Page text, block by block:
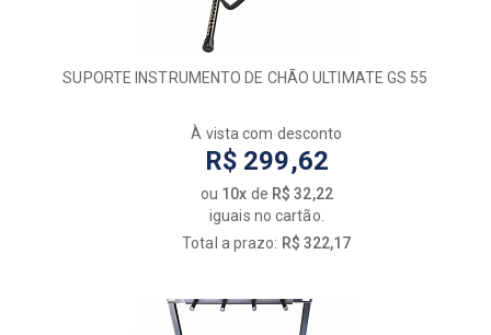
SUPORTE INSTRUMENTO DE CHÃO ULTIMATE GS 55
À vista com desconto
R$ 299,62
ou 10x de R$ 32,22
iguais no cartão.
Total a prazo: R$ 322,17